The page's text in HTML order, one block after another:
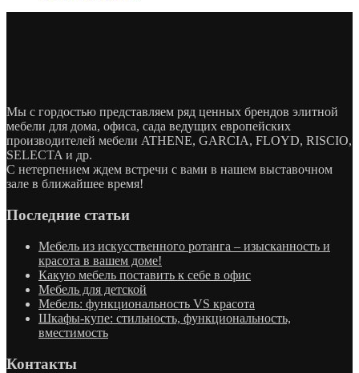
Мы с гордостью представляем ряд ценных брендов элитной
мебели для дома, офиса, сада ведущих европейских
производителей мебели ATHENE, GARCIA, FLOYD, RISCIO,
SELECTA и др.
С нетерпением ждем встречи с вами в нашем выставочном
зале в ближайшее время!
Последние статьи
Мебель из искусственного ротанга – изысканность и
красота в вашем доме!
Какую мебель поставить к себе в офис
Мебель для детской
Мебель: функциональность VS красота
Шкафы-купе: стильность, функциональность,
вместимость
Контакты